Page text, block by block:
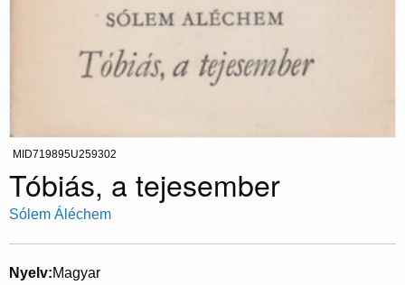
MID719895U259302
Tóbiás, a tejesember
Sólem Áléchem
Nyelv Magyar